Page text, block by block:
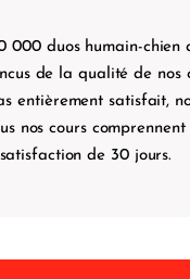
000 duos humain-chien
de la qualité de nos
entièrement satisfait,
nos cours
de 30 jours.